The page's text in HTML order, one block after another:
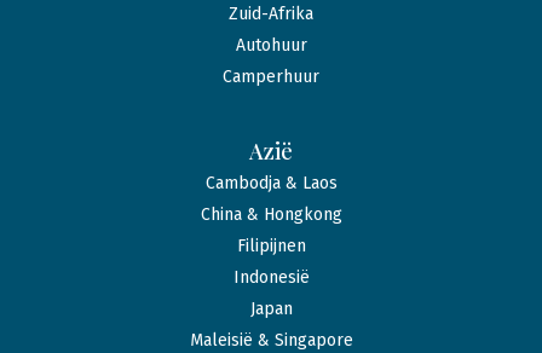
Zuid-Afrika
Autohuur
Camperhuur
Azië
Cambodja & Laos
China & Hongkong
Filipijnen
Indonesië
Japan
Maleisië & Singapore